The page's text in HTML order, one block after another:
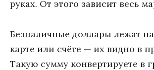
руках. От этого зависит весь
Безналичные доллары лежат
карте или счёте — их видно в
Такую сумму конвертируете в